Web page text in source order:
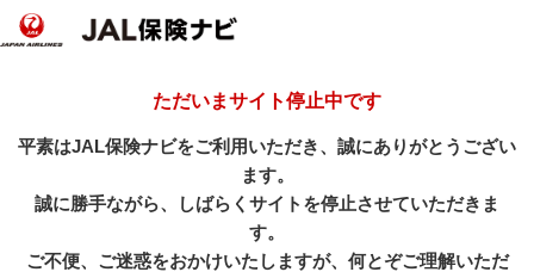
ただいまサイト停止中です
平素はJAL保険ナビをご利用いただき、誠にありがとうござい
ます。
誠に勝手ながら、しばらくサイトを停止させていただきま
す。
ご不便、ご迷惑をおかけいたしますが、何とぞご理解いただ